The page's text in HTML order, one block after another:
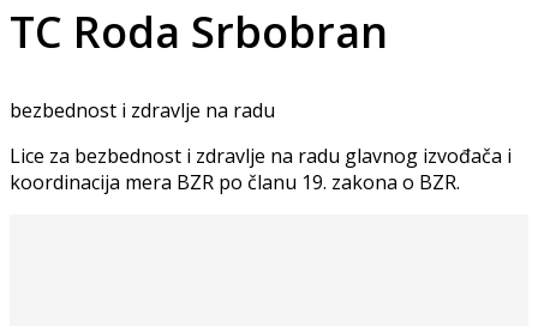
TC Roda Srbobran
bezbednost i zdravlje na radu
Lice za bezbednost i zdravlje na radu glavnog izvođača i
koordinacija mera BZR po članu 19. zakona o BZR.